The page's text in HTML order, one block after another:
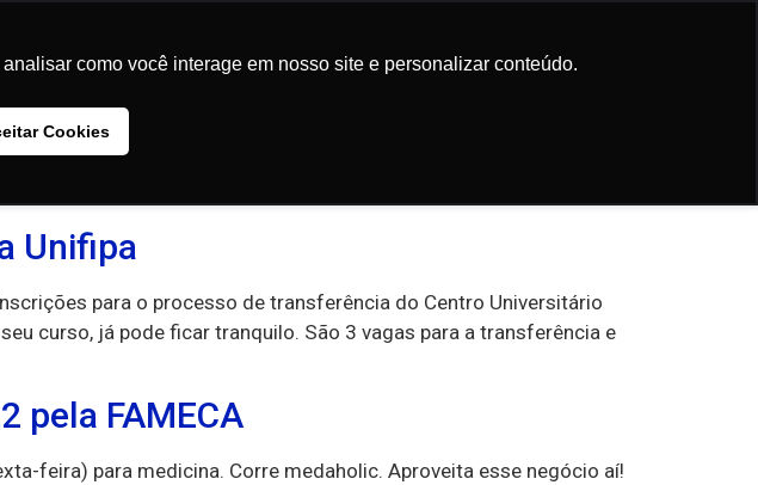
como você interage em nosso site e personalizar conteúdo.
Cookies
como você interage em nosso site e personalizar conteúdo.
Cookies
Unifipa
para o processo de transferência do Centro Universitário
curso, já pode ficar tranquilo. São 3 vagas para a transferência e
pela FAMECA
feira) para medicina. Corre medaholic. Aproveita esse negócio aí!